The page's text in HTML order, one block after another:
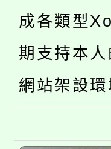
田徑
桃園
視費
半價
者。
大園
份教師
大溪
份教
淨零
會115
成各類型
期支持本
網站架設環